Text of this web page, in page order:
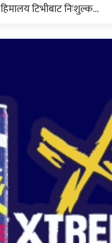
टिभीबाट निःशुल्क…